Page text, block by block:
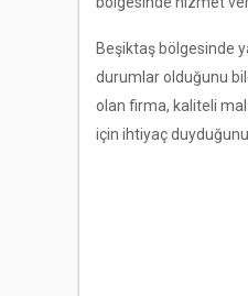
Beşiktaş bölgesinde
durumlar olduğunu
olan firma, kaliteli
için ihtiyaç